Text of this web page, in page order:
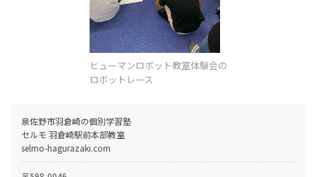
ヒューマンロボット教室体験会の
ロボットレース
泉佐野市羽倉崎の個別学習塾
セルモ 羽倉崎駅前本部教室
selmo-hagurazaki.com